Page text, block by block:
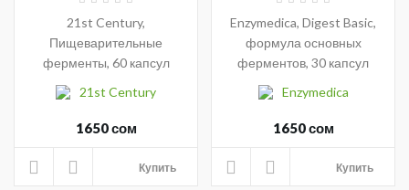
21st Century,
Пищеварительные
ферменты, 60 капсул
21st Century
1650 сом
Купить
Enzymedica, Digest Basic,
формула основных
ферментов, 30 капсул
Enzymedica
1650 сом
Купить